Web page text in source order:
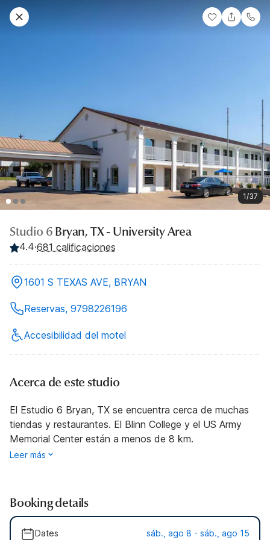
1/37
Studio 6 Bryan, TX - University Area
4.4·681 calificaciones
1601 S TEXAS AVE, BRYAN
Reservas, 9798226196
Accesibilidad del motel
Acerca de este studio
El Estudio 6 Bryan, TX se encuentra cerca de muchas
tiendas y restaurantes. El Blinn College y el US Army
Memorial Center están a menos de 8 km.
Leer más
Booking details
Dates sáb., ago 8 - sáb., ago 15